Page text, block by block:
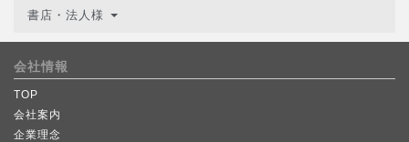
書店・法人様
会社情報
TOP
会社案内
企業理念